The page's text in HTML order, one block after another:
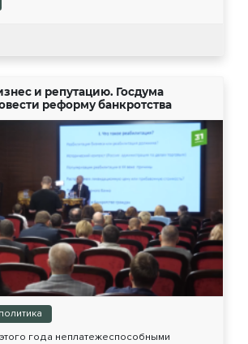
и репутацию. Госдума
реформу банкротства
года неплатежеспособными